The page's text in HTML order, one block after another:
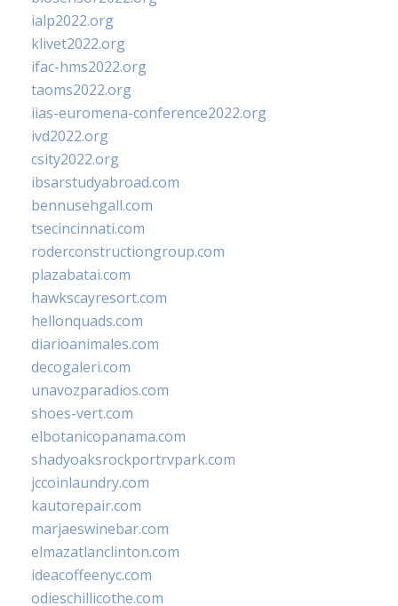
ialp2022.org
klivet2022.org
ifac-hms2022.org
taoms2022.org
iias-euromena-conference2022.org
ivd2022.org
csity2022.org
ibsarstudyabroad.com
bennusehgall.com
tsecincinnati.com
roderconstructiongroup.com
plazabatai.com
hawkscayresort.com
hellonquads.com
diarioanimales.com
decogaleri.com
unavozparadios.com
shoes-vert.com
elbotanicopanama.com
shadyoaksrockportrvpark.com
jccoinlaundry.com
kautorepair.com
marjaeswinebar.com
elmazatlanclinton.com
ideacoffeenyc.com
odieschillicothe.com